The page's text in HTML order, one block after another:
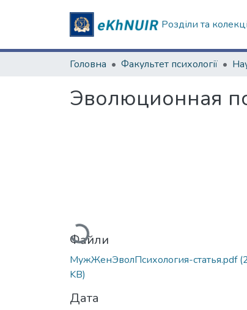
Розділи та
Головна Факультет психології
Эволюционная
Вантажиться...
Файли
МужЖенЭволПсихология-статья.pdf
KB)
Дата